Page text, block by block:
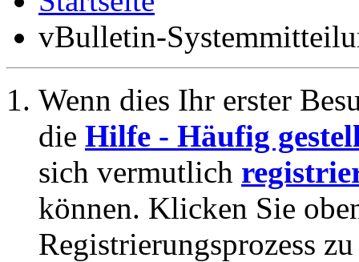
vBulletin-
Wenn dies Ihr erster
die Hilfe - Häufig
sich vermutlich
können. Klicken Sie
Registrierungsprozess